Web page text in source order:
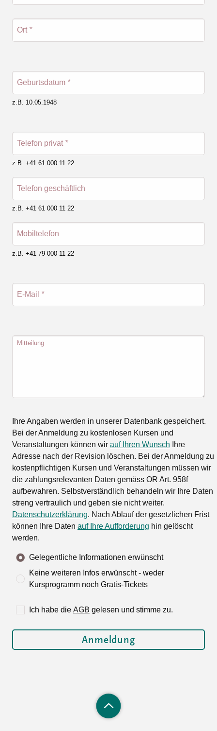
Ort *
Geburtsdatum *
z.B. 10.05.1948
Telefon privat *
z.B. +41 61 000 11 22
Telefon geschäftlich
z.B. +41 61 000 11 22
Mobiltelefon
z.B. +41 79 000 11 22
E-Mail *
Mitteilung
Ihre Angaben werden in unserer Datenbank gespeichert.
Bei der Anmeldung zu kostenlosen Kursen und
Veranstaltungen können wir auf Ihren Wunsch Ihre
Adresse nach der Revision löschen. Bei der Anmeldung zu
kostenpflichtigen Kursen und Veranstaltungen müssen wir
die zahlungsrelevanten Daten gemäss OR Art. 958f
aufbewahren. Selbstverständlich behandeln wir Ihre Daten
streng vertraulich und geben sie nicht weiter.
Datenschutzerklärung. Nach Ablauf der gesetzlichen Frist
können Ihre Daten auf Ihre Aufforderung hin gelöscht
werden.
Gelegentliche Informationen erwünscht
Keine weiteren Infos erwünscht - weder
Kursprogramm noch Gratis-Tickets
Ich habe die AGB gelesen und stimme zu.